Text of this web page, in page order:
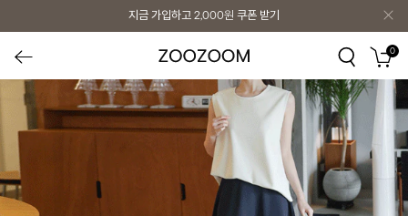
지금 가입하고 2,000원 쿠폰 받기
0